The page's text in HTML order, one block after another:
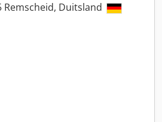
Remscheid, Duitsland